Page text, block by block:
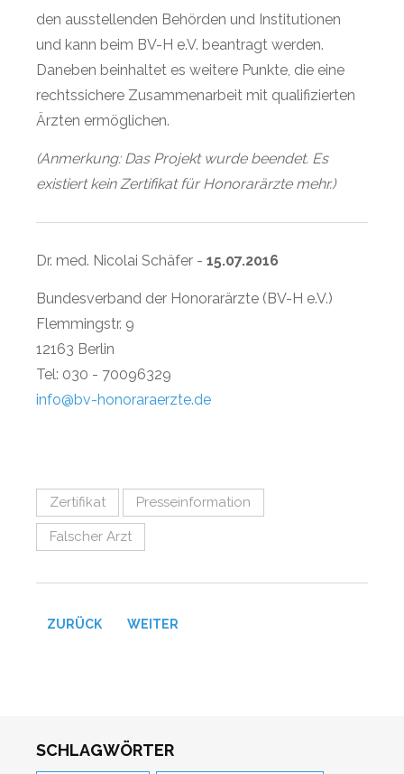
den ausstellenden Behörden und Institutionen
und kann beim BV-H e.V. beantragt werden.
Daneben beinhaltet es weitere Punkte, die eine
rechtssichere Zusammenarbeit mit qualifizierten
Ärzten ermöglichen.
(Anmerkung: Das Projekt wurde beendet. Es
existiert kein Zertifikat für Honorarärzte mehr.)
Dr. med. Nicolai Schäfer - 15.07.2016
Bundesverband der Honorarärzte (BV-H e.V.)
Flemmingstr. 9
12163 Berlin
Tel: 030 - 70096329
info@bv-honoraraerzte.de
Zertifikat Presseinformation
Falscher Arzt
VORHERIGER BEITRAG: DAS DRV-ZITAT DER WOCHE
ZURÜCK NÄCHSTER BEITRAG: RETTER IN NOT -
WEITER
SCHLAGWÖRTER